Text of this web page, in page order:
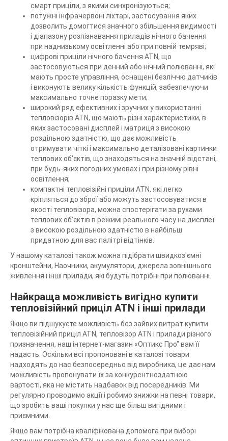
смарт приціли, з якими синхронізуються;
потужні інфрачервоні ліхтарі, застосування яких
дозволить домогтися значного збільшення видимості
і діапазону розпізнавання приладів нічного бачення
при наднизькому освітленні або при повній темряві;
цифрові приціли нічного бачення ATN, що
застосовуються при денний або нічний полюванні, які
мають просте управління, оснащені безліччю датчиків
і виконують велику кількість функцій, забезпечуючи
максимально точне поразку мети;
широкий ряд ефективних і зручних у використанні
тепловізорів ATN, що мають різні характеристики, в
яких застосовані дисплей і матриця з високою
роздільною здатністю, що дає можливість
отримувати чіткі і максимально деталізовані картинки
теплових об'єктів, що знаходяться на значній відстані,
при будь-яких погодних умовах і при різному рівні
освітлення;
компактні тепловізійні приціли ATN, які легко
кріпляться до зброї або можуть застосовуватися в
якості тепловізора, можна спостерігати за рухами
теплових об'єктів в режимі реального часу на дисплеї
з високою роздільною здатністю в найбільш
придатною для вас палітрі відтінків.
У нашому каталозі також можна підібрати швидкоз'ємні
кронштейни, Наочники, акумулятори, джерела зовнішнього
живлення і інші прилади, які будуть потрібні при полюванні.
Найкраща можливість вигідно купити
тепловізійний приціл ATN і інші прилади
Якщо ви підшукуєте можливість без зайвих витрат купити
тепловізійний приціл ATN, тепловізор ATN і прилади різного
призначення, наш інтернет-магазин «Оптикс Про" вам її
надасть. Оскільки всі пропоновані в каталозі товари
надходять до нас безпосередньо від виробника, це дає нам
можливість пропонувати їх за конкурентноздатною
вартості, яка не містить надбавок від посередників. Ми
регулярно проводимо акції і робимо знижки на певні товари,
що зробить ваші покупки у нас ще більш вигідними і
приємними.
Якщо вам потрібна кваліфікована допомога при виборі